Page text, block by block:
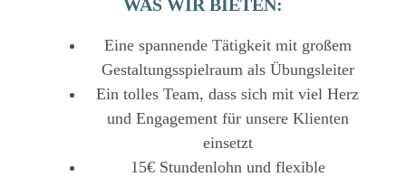
WAS WIR BIETEN:
Eine spannende Tätigkeit mit großem
Gestaltungsspielraum als Übungsleiter
Ein tolles Team, dass sich mit viel Herz
und Engagement für unsere Klienten
einsetzt
15€ Stundenlohn und flexible